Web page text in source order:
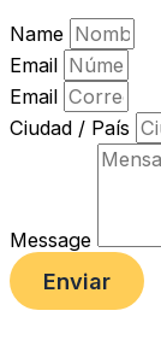
Name
Email
Email
Ciudad / País
Message
Enviar